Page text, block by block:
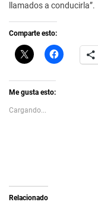
llamados a conducirla”.
Comparte esto:
C
l
k
t
s
h
e
b
H
a
Me gusta esto:
Cargando...
Relacionado